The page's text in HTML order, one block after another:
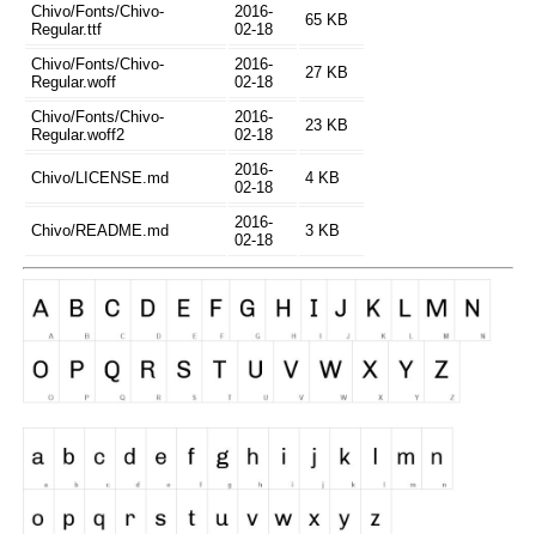
Chivo/Fonts/Chivo-
Regular.ttf
2016-
02-18
65 KB
Chivo/Fonts/Chivo-
Regular.woff
2016-
02-18
27 KB
Chivo/Fonts/Chivo-
Regular.woff2
2016-
02-18
23 KB
Chivo/LICENSE.md
2016-
02-18
4 KB
Chivo/README.md
2016-
02-18
3 KB